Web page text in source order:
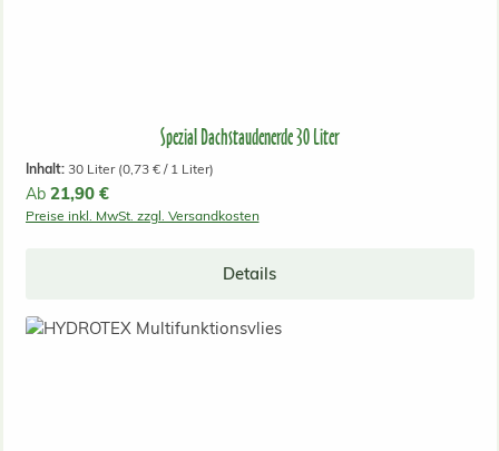
Spezial Dachstaudenerde 30 Liter
Inhalt: 30 Liter (0,73 € / 1 Liter)
Regulärer Preis:
Ab 21,90 €
Preise inkl. MwSt. zzgl. Versandkosten
Details